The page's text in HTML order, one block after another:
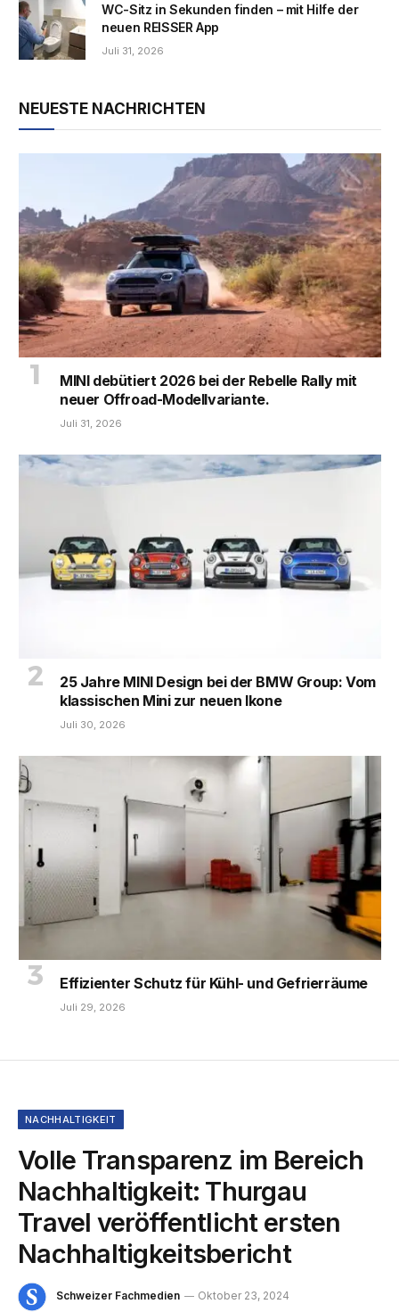
WC-Sitz in Sekunden finden – mit Hilfe der
neuen REISSER App
Juli 31, 2026
NEUESTE NACHRICHTEN
MINI debütiert 2026 bei der Rebelle Rally mit
neuer Offroad-Modellvariante.
Juli 31, 2026
25 Jahre MINI Design bei der BMW Group: Vom
klassischen Mini zur neuen Ikone
Juli 30, 2026
Effizienter Schutz für Kühl- und Gefrierräume
Juli 29, 2026
NACHHALTIGKEIT
Volle Transparenz im Bereich
Nachhaltigkeit: Thurgau
Travel veröffentlicht ersten
Nachhaltigkeitsbericht
Schweizer Fachmedien
Oktober 23, 2024